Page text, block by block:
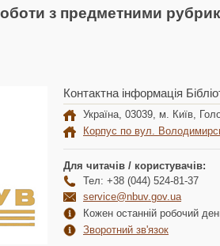
з предметними
Контактна інформація
Україна, 03039, м. Київ,
Корпус по вул.
Для читачів / користувачів:
Тел: +38 (044) 524-81-37
service@nbuv.gov.ua
Кожен останній робочий
Зворотний зв'язок